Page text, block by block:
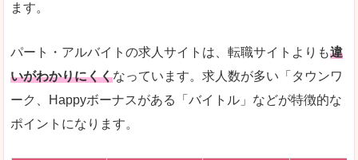
求人を含んだページを見てみる
ファーマキャリア
レバテックキャリア
ます。
パート・アルバイトの求人サイトは、転職サイトよりも違
いがわかりにくくなっています。求人数が多い「タウンワ
ーク、Happyボーナスがある「バイトル」などが特徴的な
ポイントになります。